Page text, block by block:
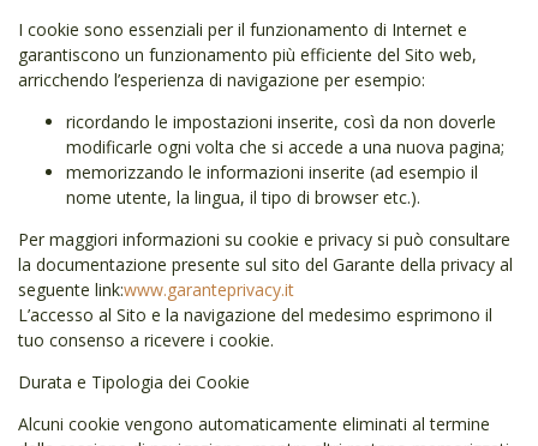
I cookie sono essenziali per il funzionamento di Internet e
garantiscono un funzionamento più efficiente del Sito web,
arricchendo l’esperienza di navigazione per esempio:
ricordando le impostazioni inserite, così da non doverle
modificarle ogni volta che si accede a una nuova pagina;
memorizzando le informazioni inserite (ad esempio il
nome utente, la lingua, il tipo di browser etc.).
Per maggiori informazioni su cookie e privacy si può consultare
la documentazione presente sul sito del Garante della privacy al
seguente link:www.garanteprivacy.it
L’accesso al Sito e la navigazione del medesimo esprimono il
tuo consenso a ricevere i cookie.
Durata e Tipologia dei Cookie
Alcuni cookie vengono automaticamente eliminati al termine